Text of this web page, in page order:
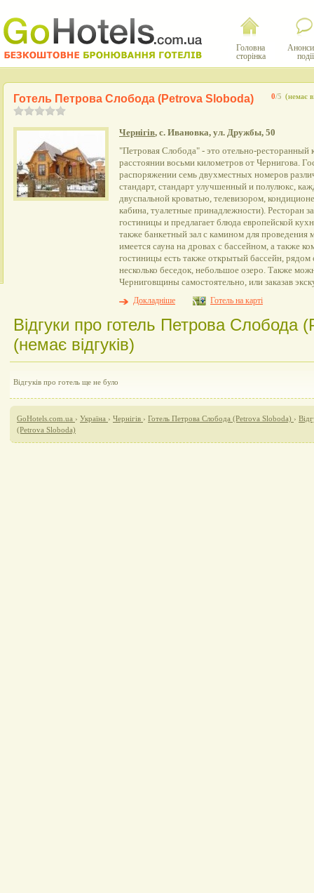
Головна
сторінка
події
0/5 (немає
Готель Петрова Слобода (Petrova Sloboda)
Чернігів, с. Ивановка, ул. Дружбы, 50
"Петровая Слобода" - это отельно-ресторанный
расстоянии восьми километров от Чернигова.
распоряжении семь двухместных номеров
стандарт, стандарт улучшенный и полулюкс,
двуспальной кроватью, телевизором,
кабина, туалетные принадлежности). Ресторан
гостиницы и предлагает блюда европейской
также банкетный зал с камином для проведения
имеется сауна на дровах с бассейном, а также
гостиницы есть также открытый бассейн, рядом
несколько беседок, небольшое озеро. Также
Черниговщины самостоятельно, или заказав
Докладніше
Готель на карті
Відгуки про готель Петрова Слобода
(немає відгуків)
Відгуків про готель ще не було
GoHotels.com.ua › Україна › Чернігів › Готель Петрова Слобода (Petrova Sloboda) ›
(Petrova Sloboda)